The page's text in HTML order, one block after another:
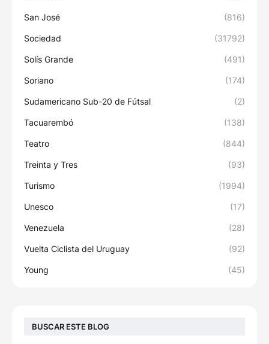
San José (816)
Sociedad (31792)
Solís Grande (491)
Soriano (174)
Sudamericano Sub-20 de Fútsal (2)
Tacuarembó (138)
Teatro (844)
Treinta y Tres (93)
Turismo (1994)
Unesco (17)
Venezuela (28)
Vuelta Ciclista del Uruguay (92)
Young (45)
BUSCAR ESTE BLOG